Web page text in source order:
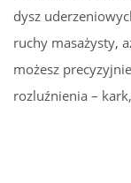
dysz
ruchy masażysty,
możesz
rozluźnienia –